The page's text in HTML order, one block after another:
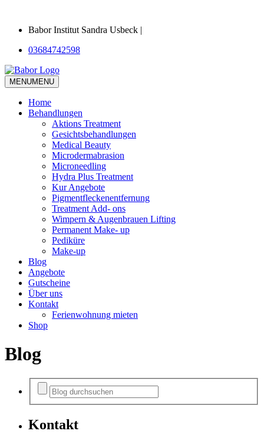
Babor Institut Sandra Usbeck |
03684742598
MENUMENU
Home
Behandlungen
Aktions Treatment
Gesichtsbehandlungen
Medical Beauty
Microdermabrasion
Microneedling
Hydra Plus Treatment
Kur Angebote
Pigmentfleckenentfernung
Treatment Add- ons
Wimpern & Augenbrauen Lifting
Permanent Make- up
Pediküre
Make-up
Blog
Angebote
Gutscheine
Über uns
Kontakt
Ferienwohnung mieten
Shop
Blog
Kontakt